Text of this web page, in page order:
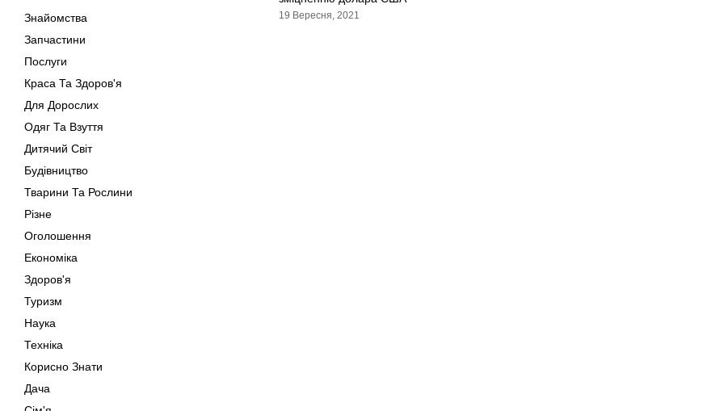
Знайомства
Запчастини
Послуги
Краса Та Здоров'я
Для Дорослих
Одяг Та Взуття
Дитячий Світ
Будівництво
Тварини Та Рослини
Різне
Оголошення
Економіка
Здоров'я
Туризм
Наука
Техніка
Корисно Знати
Дача
19 Вересня, 2021